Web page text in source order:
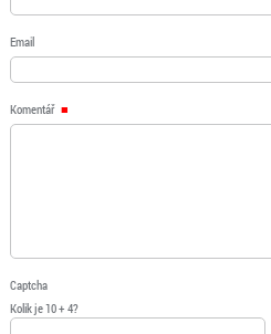
Email
Komentář
Captcha
Kolik je 10 + 4?